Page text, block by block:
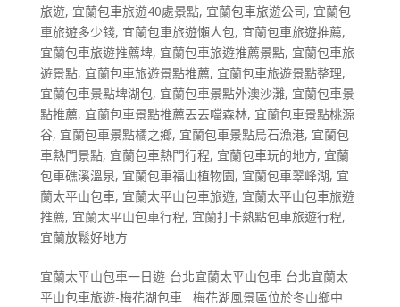
旅遊, 宜蘭包車旅遊40處景點, 宜蘭包車旅遊公司, 宜蘭包
車旅遊多少錢, 宜蘭包車旅遊懶人包, 宜蘭包車旅遊推薦,
宜蘭包車旅遊推薦埤, 宜蘭包車旅遊推薦景點, 宜蘭包車旅
遊景點, 宜蘭包車旅遊景點推薦, 宜蘭包車旅遊景點整理,
宜蘭包車景點埤湖包, 宜蘭包車景點外澳沙灘, 宜蘭包車景
點推薦, 宜蘭包車景點推薦丟丟噹森林, 宜蘭包車景點桃源
谷, 宜蘭包車景點橘之鄉, 宜蘭包車景點烏石漁港, 宜蘭包
車熱門景點, 宜蘭包車熱門行程, 宜蘭包車玩的地方, 宜蘭
包車礁溪溫泉, 宜蘭包車福山植物園, 宜蘭包車翠峰湖, 宜
蘭太平山包車, 宜蘭太平山包車旅遊, 宜蘭太平山包車旅遊
推薦, 宜蘭太平山包車行程, 宜蘭打卡熱點包車旅遊行程,
宜蘭放鬆好地方
宜蘭太平山包車一日遊-台北宜蘭太平山包車 台北宜蘭太
平山包車旅遊-梅花湖包車 梅花湖風景區位於冬山鄉中